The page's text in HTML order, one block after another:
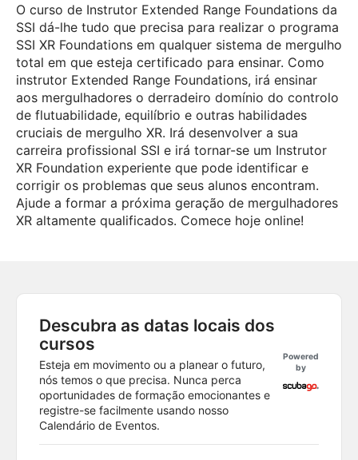
O curso de Instrutor Extended Range Foundations da
SSI dá-lhe tudo que precisa para realizar o programa
SSI XR Foundations em qualquer sistema de mergulho
total em que esteja certificado para ensinar. Como
instrutor Extended Range Foundations, irá ensinar
aos mergulhadores o derradeiro domínio do controlo
de flutuabilidade, equilíbrio e outras habilidades
cruciais de mergulho XR. Irá desenvolver a sua
carreira profissional SSI e irá tornar-se um Instrutor
XR Foundation experiente que pode identificar e
corrigir os problemas que seus alunos encontram.
Ajude a formar a próxima geração de mergulhadores
XR altamente qualificados. Comece hoje online!
Descubra as datas locais dos
cursos
Esteja em movimento ou a planear o futuro,
nós temos o que precisa. Nunca perca
oportunidades de formação emocionantes e
registre-se facilmente usando nosso
Calendário de Eventos.
Powered
by